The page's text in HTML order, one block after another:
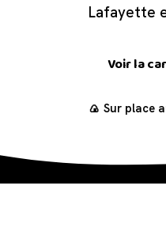
Lafayette
Voir la
🍙 Sur place